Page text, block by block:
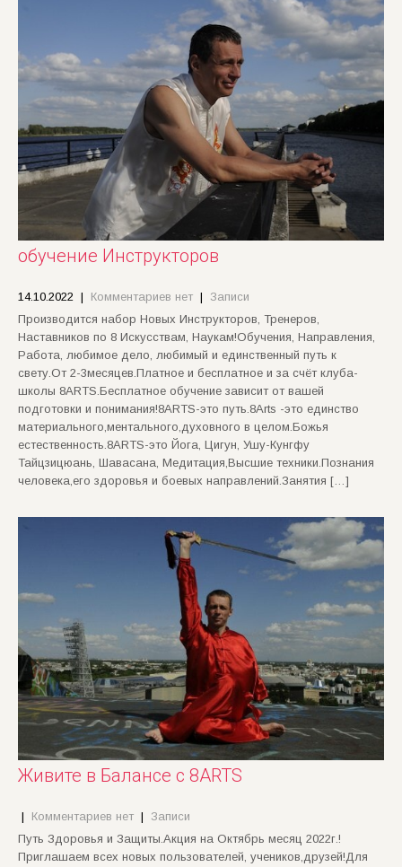
обучение Инструкторов
14.10.2022 | Комментариев нет | Записи
Производится набор Новых Инструкторов, Тренеров,
Наставников по 8 Искусствам, Наукам!Обучения, Направления,
Работа, любимое дело, любимый и единственный путь к
свету.От 2-3месяцев.Платное и бесплатное и за счёт клуба-
школы 8ARTS.Бесплатное обучение зависит от вашей
подготовки и понимания!8ARTS-это путь.8Arts -это единство
материального,ментального,духовного в целом.Божья
естественность.8ARTS-это Йога, Цигун, Ушу-Кунгфу
Тайцзицюань, Шавасана, Медитация,Высшие техники.Познания
человека,его здоровья и боевых направлений.Занятия […]
Живите в Балансе с 8ARTS
| Комментариев нет | Записи
Путь Здоровья и Защиты.Акция на Октябрь месяц 2022г.!
Приглашаем всех новых пользователей, учеников,друзей!Для